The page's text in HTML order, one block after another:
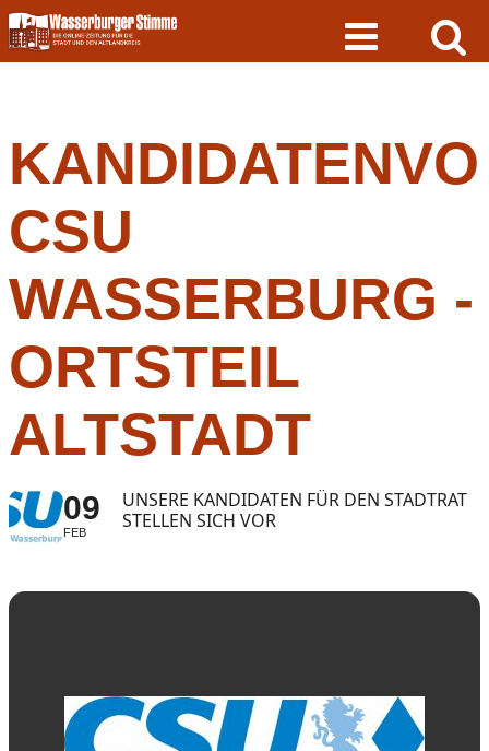
Skip
to
content
CSU
WASSERBURG -
ORTSTEIL
ALTSTADT
09
FEB
UNSERE KANDIDATEN FÜR DEN STADTRAT
STELLEN SICH VOR